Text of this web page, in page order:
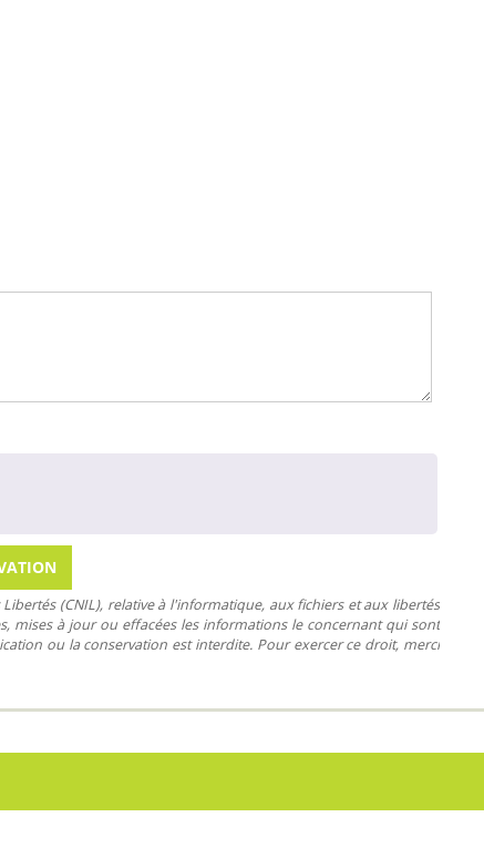
(CNIL), relative à l'informatique, aux fichiers et aux libertés
mises à jour ou effacées les informations le concernant qui sont
ou la conservation est interdite. Pour exercer ce droit, merci